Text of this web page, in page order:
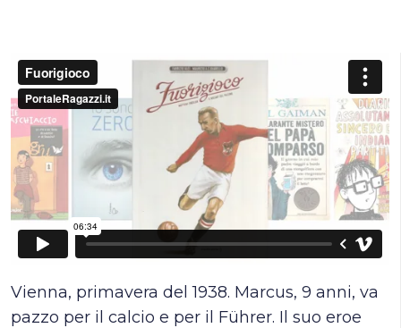
Vienna, primavera del 1938. Marcus, 9 anni, va
pazzo per il calcio e per il Führer. Il suo eroe